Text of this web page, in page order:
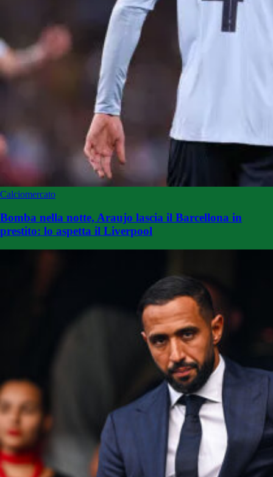
Calciomercato
Bomba nella notte, Araujo lascia il Barcellona in
prestito: lo aspetta il Liverpool